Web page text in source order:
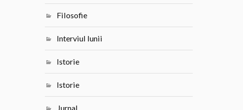
Filosofie
Interviul lunii
Istorie
Istorie
Jurnal